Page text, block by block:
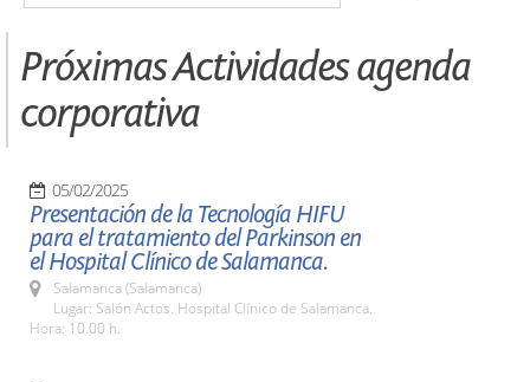
Próximas Actividades agenda
corporativa
05/02/2025
Presentación de la Tecnología HIFU
para el tratamiento del Parkinson en
el Hospital Clínico de Salamanca.
Salamanca (Salamanca)
Lugar: Salón Actos. Hospital Clínico de Salamanca.
Hora: 10.00 h.